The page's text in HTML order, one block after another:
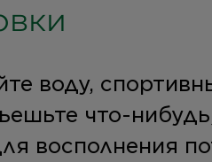
воду,
что-
восполнения